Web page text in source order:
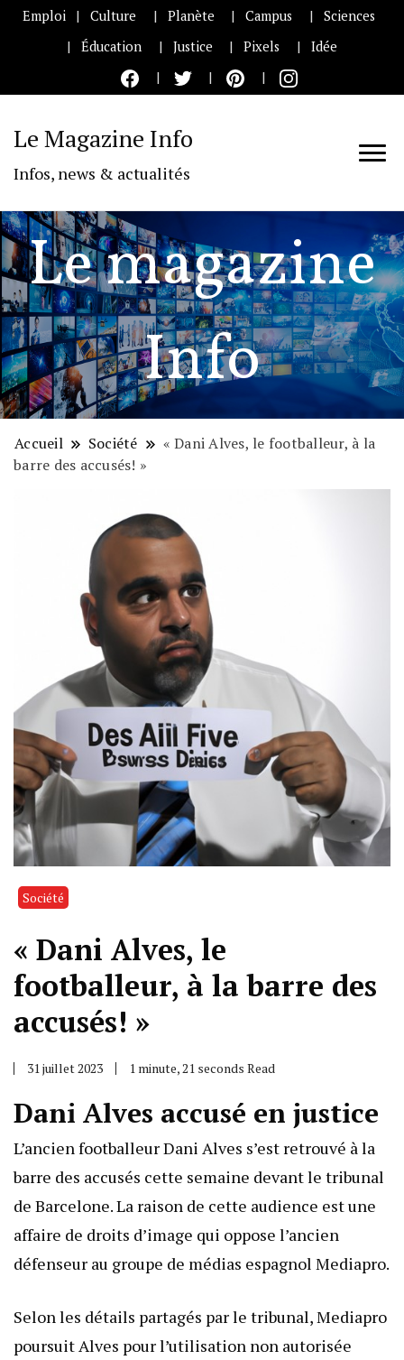
Emploi Culture Planète Campus
Sciences
Éducation
Justice Pixels Idée
Le Magazine Info
Infos, news & actualités
Le magazine
Info
Accueil Société
« Dani Alves, le footballeur, à la
barre des accusés! »
Société
« Dani Alves, le
footballeur, à la barre des
accusés! »
31 juillet 2023 1 minute, 21 seconds Read
Dani Alves accusé en justice
L’ancien footballeur Dani Alves s’est retrouvé à la
barre des accusés cette semaine devant le tribunal
de Barcelone. La raison de cette audience est une
affaire de droits d’image qui oppose l’ancien
défenseur au groupe de médias espagnol Mediapro.
Selon les détails partagés par le tribunal, Mediapro
poursuit Alves pour l’utilisation non autorisée